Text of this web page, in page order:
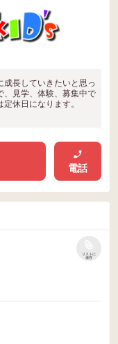
成長していきたいと思っ
、見学、体験、募集中で
休日になります。
電話
リストに
保存